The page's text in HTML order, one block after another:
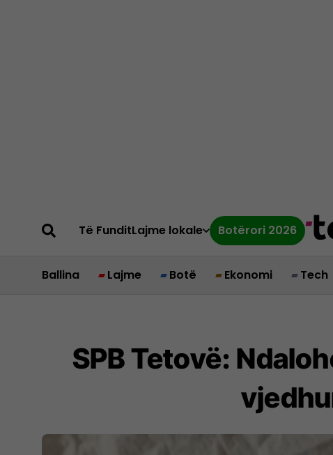
Të FunditLajme lokale Botërori 2026
Ballina Lajme Botë Ekonomi Tech
SPB Tetovë: